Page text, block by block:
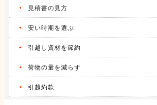
アーク引越しセンターの体験談
2016.04.14
見積書の見方
安い時期を選ぶ
引越し資材を節約
荷物の量を減らす
引越約款